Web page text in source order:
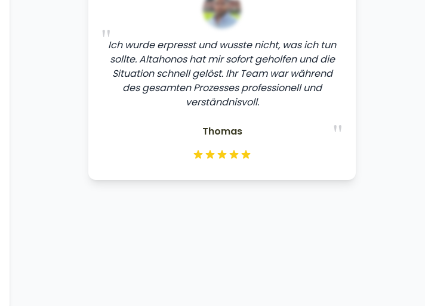
"Ich wurde erpresst und wusste nicht, was ich tun
sollte. Altahonos hat mir sofort geholfen und die
Situation schnell gelöst. Ihr Team war während
des gesamten Prozesses professionell und
verständnisvoll.
"
Thomas